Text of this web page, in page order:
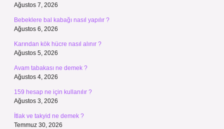
Ağustos 7, 2026
Bebeklere bal kabağı nasıl yapılır ?
Ağustos 6, 2026
Karından kök hücre nasıl alınır ?
Ağustos 5, 2026
Avam tabakası ne demek ?
Ağustos 4, 2026
159 hesap ne için kullanılır ?
Ağustos 3, 2026
İtlak ve takyid ne demek ?
Temmuz 30, 2026